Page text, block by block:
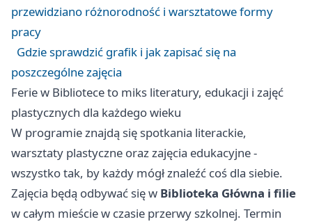
przewidziano różnorodność i warsztatowe formy
pracy
Gdzie sprawdzić grafik i jak zapisać się na
poszczególne zajęcia
Ferie w Bibliotece to miks literatury, edukacji i zajęć
plastycznych dla każdego wieku
W programie znajdą się spotkania literackie,
warsztaty plastyczne oraz zajęcia edukacyjne -
wszystko tak, by każdy mógł znaleźć coś dla siebie.
Zajęcia będą odbywać się w Biblioteka Główna i filie
w całym mieście w czasie przerwy szkolnej. Termin